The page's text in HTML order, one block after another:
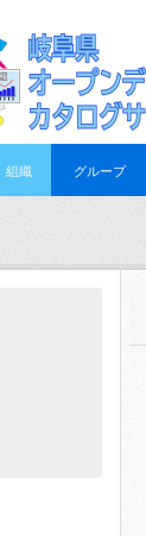
組織 グループ